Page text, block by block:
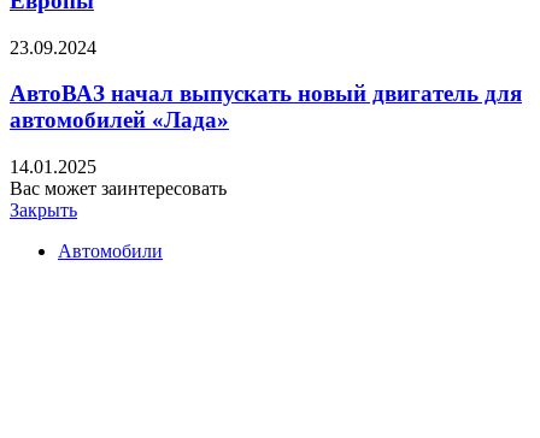
23.09.2024
АвтоВАЗ начал выпускать новый двигатель для
автомобилей «Лада»
14.01.2025
Вас может заинтересовать
Закрыть
Автомобили